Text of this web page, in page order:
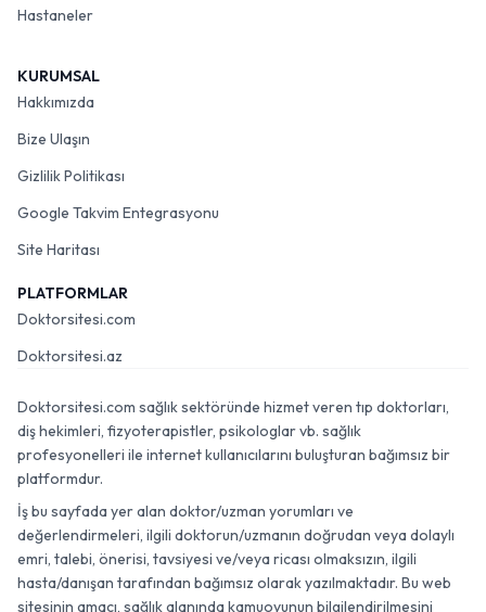
Hastaneler
KURUMSAL
Hakkımızda
Bize Ulaşın
Gizlilik Politikası
Google Takvim Entegrasyonu
Site Haritası
PLATFORMLAR
Doktorsitesi.com
Doktorsitesi.az
Doktorsitesi.com sağlık sektöründe hizmet veren tıp doktorları,
diş hekimleri, fizyoterapistler, psikologlar vb. sağlık
profesyonelleri ile internet kullanıcılarını buluşturan bağımsız bir
platformdur.
İş bu sayfada yer alan doktor/uzman yorumları ve
değerlendirmeleri, ilgili doktorun/uzmanın doğrudan veya dolaylı
emri, talebi, önerisi, tavsiyesi ve/veya ricası olmaksızın, ilgili
hasta/danışan tarafından bağımsız olarak yazılmaktadır. Bu web
sitesinin amacı, sağlık alanında kamuoyunun bilgilendirilmesini